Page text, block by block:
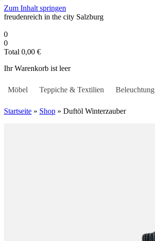
Zum Inhalt springen
freudenreich in the city Salzburg
0
0
Total 0,00 €
Ihr Warenkorb ist leer
Möbel Teppiche & Textilien Beleuchtung
Startseite » Shop » Duftöl Winterzauber